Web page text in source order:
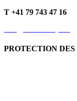
T +41 79 743 47 16
PROTECTION DES